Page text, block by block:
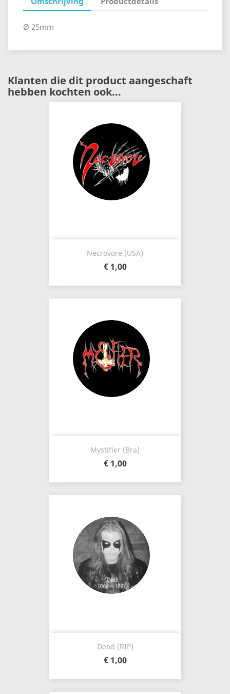
Ø 25mm
Klanten die dit product aangeschaft
hebben kochten ook...
Necrovore (USA)
€ 1,00
Mystifier (Bra)
€ 1,00
Dead (RIP)
€ 1,00